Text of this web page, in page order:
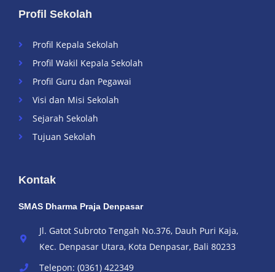
Kontak
SMAS Dharma Praja Denpasar
Jl. Gatot Subroto Tengah No.376, Dauh Puri Kaja,
Kec. Denpasar Utara, Kota Denpasar, Bali 80233
Telepon: (0361) 422349
Profil Sekolah
Profil Kepala Sekolah
Profil Wakil Kepala Sekolah
Profil Guru dan Pegawai
Visi dan Misi Sekolah
Sejarah Sekolah
Tujuan Sekolah